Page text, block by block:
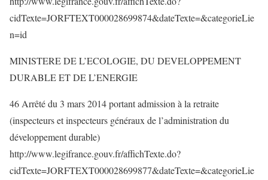
cidTexte=JORFTEXT000028699874&dateTexte=&categorieLie
n=id
MINISTERE DE L’ECOLOGIE, DU DEVELOPPEMENT
DURABLE ET DE L’ENERGIE
46 Arrêté du 3 mars 2014 portant admission à la retraite
(inspecteurs et inspecteurs généraux de l’administration du
développement durable)
http://www.legifrance.gouv.fr/affichTexte.do?
cidTexte=JORFTEXT000028699877&dateTexte=&categorieLie